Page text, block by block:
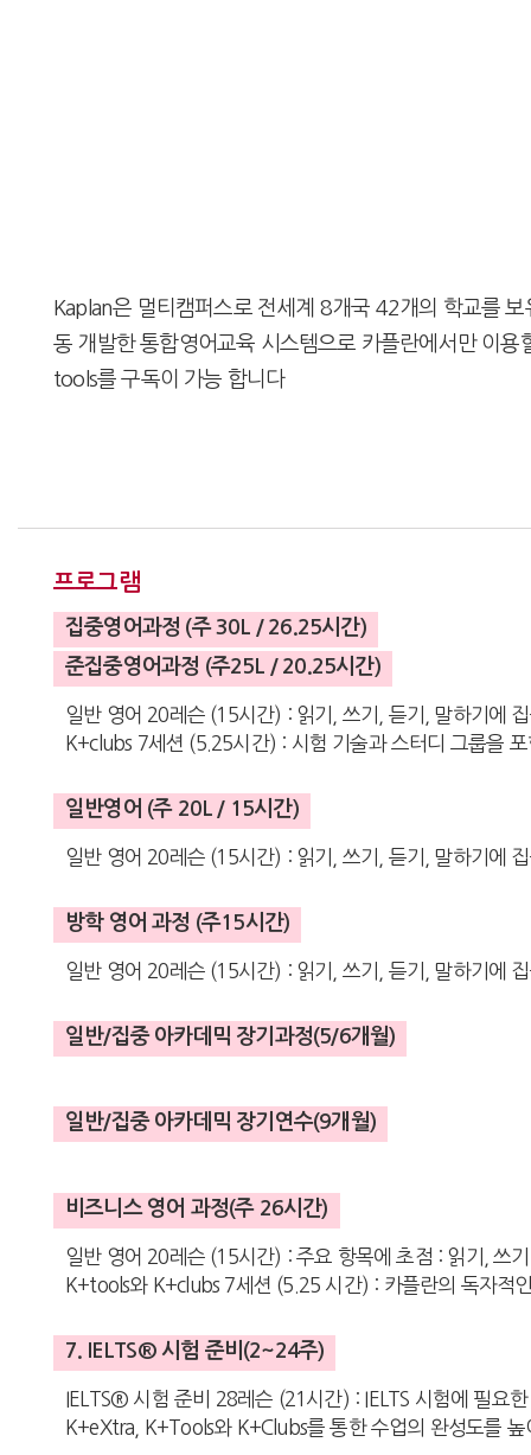
Kaplan은 멀티캠퍼스로 전세계 8개국 42개의 학교를
동 개발한 통합영어교육 시스템으로 카플란에서만 이
tools를 구독이 가능 합니다
프로그램
집중영어과정 (주 30L / 26.25시간)
준집중영어과정 (주25L / 20.25시간)
일반 영어 20레슨 (15시간) : 읽기, 쓰기, 듣기, 말하기에
K+clubs 7세션 (5.25시간) : 시험 기술과 스터디 그룹을
일반영어 (주 20L / 15시간)
일반 영어 20레슨 (15시간) : 읽기, 쓰기, 듣기, 말하기에
방학 영어 과정 (주15시간)
일반 영어 20레슨 (15시간) : 읽기, 쓰기, 듣기, 말하기에
일반/집중 아카데믹 장기과정(5/6개월)
일반/집중 아카데믹 장기연수(9개월)
비즈니스 영어 과정(주 26시간)
일반 영어 20레슨 (15시간) : 주요 항목에 초점 : 읽기, 쓰
K+tools와 K+clubs 7세션 (5.25 시간) : 카플란의 독자적
7. IELTS® 시험 준비(2~24주)
IELTS® 시험 준비 28레슨 (21시간) : IELTS 시험에 필요
K+eXtra, K+Tools와 K+Clubs를 통한 수업의 완성도를 높